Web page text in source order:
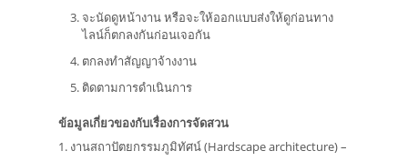
จะนัดดูหน้างาน หรือจะให้ออกแบบส่งให้ดูก่อนทาง
ไลน์ก็ตกลงกันก่อนเจอกัน
ตกลงทำสัญญาจ้างงาน
ติดตามการดำเนินการ
ข้อมูลเกี่ยวของกับเรื่องการจัดสวน
1. งานสถาปัตยกรรมภูมิทัศน์ (Hardscape architecture) –